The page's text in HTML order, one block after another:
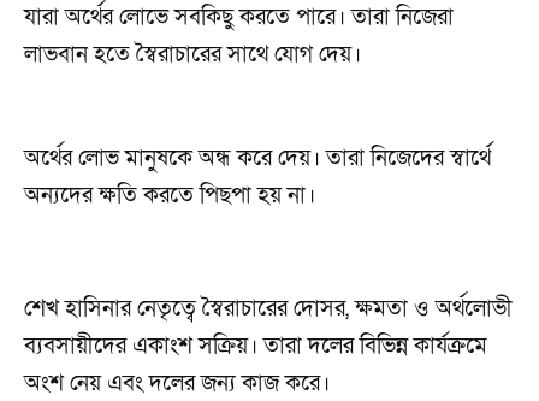
যারা অর্থের লোভে সবকিছু করতে পারে। তারা নিজেরা
লাভবান হতে স্বৈরাচারের সাথে যোগ দেয়।
অর্থের লোভ মানুষকে অন্ধ করে দেয়। তারা নিজেদের স্বার্থে
অন্যদের ক্ষতি করতে পিছপা হয় না।
শেখ হাসিনার নেতৃত্বে স্বৈরাচারের দোসর, ক্ষমতা ও অর্থলোভী
ব্যবসায়ীদের একাংশ সক্রিয়। তারা দলের বিভিন্ন কার্যক্রমে
অংশ নেয় এবং দলের জন্য কাজ করে।